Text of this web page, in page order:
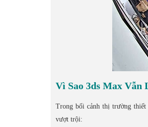
Vì Sao 3ds Max Vẫn
Trong bối cảnh thị trường
vượt trội: